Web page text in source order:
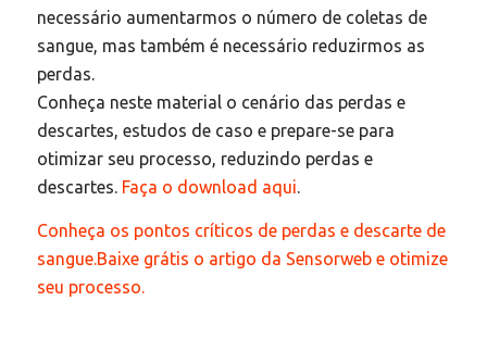
necessário aumentarmos o número de coletas de
sangue, mas também é necessário reduzirmos as
perdas.
Conheça neste material o cenário das perdas e
descartes, estudos de caso e prepare-se para
otimizar seu processo, reduzindo perdas e
descartes. Faça o download aqui.
Conheça os pontos críticos de perdas e descarte de
sangue. Baixe grátis o artigo da Sensorweb e otimize
seu processo.